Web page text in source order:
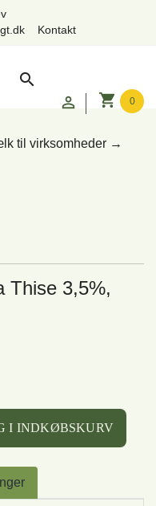
Kontakt
search
 shopping_cart 0
3,5%,
I INDKØBSKURV